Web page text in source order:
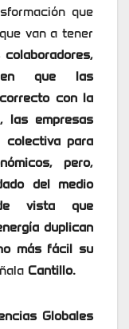
que
van a tener
colaboradores,
en que las
con la
las empresas
colectiva para
pero,
del medio
vista que
duplican
más fácil su
Cantillo.
Globales